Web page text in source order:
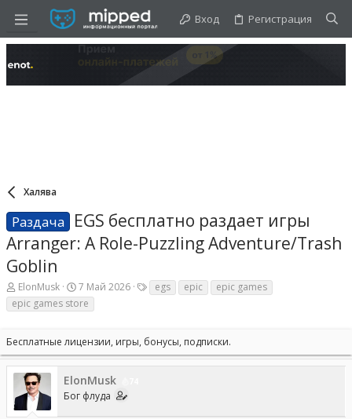
Вход Регистрация
Халява
Раздача
EGS бесплатно раздает игры
Arranger: A Role-Puzzling Adventure/Trash
Goblin
А
в
т
т
е
м
ElonMusk
Д
а
т
а
ч
л
а
7 Май 2026
Т
е
egs epic
epic games
epic games store
Бесплатные лицензии, игры, бонусы, подписки.
ElonMusk
Бог флуда